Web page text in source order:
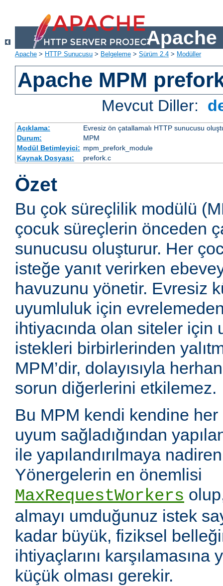
Apache
Apache > HTTP Sunucusu > Belgeleme > Sürüm 2.4 > Modüller
Apache MPM
Mevcut Diller:
Açıklama:
Evresiz ön çatallamalı HTTP sunucusu
Durum:
MPM
Modül Betimleyici: mpm_prefork_module
Kaynak Dosyası:
prefork.c
Özet
Bu çok süreçlilik modülü
çocuk süreçlerin önceden
sunucusu oluşturur. Her
isteğe yanıt verirken
havuzunu yönetir. Evresiz
uyumluluk için
ihtiyacında olan siteler için
istekleri birbirlerinden
MPM’dir, dolayısıyla
sorun diğerlerini etkilemez.
Bu MPM kendi kendine
uyum sağladığından
ile yapılandırılmaya
Yönergelerin en önemlisi
MaxRequestWorkers
almayı umduğunuz istek
kadar büyük, fiziksel
ihtiyaçlarını
küçük olması gerekir.